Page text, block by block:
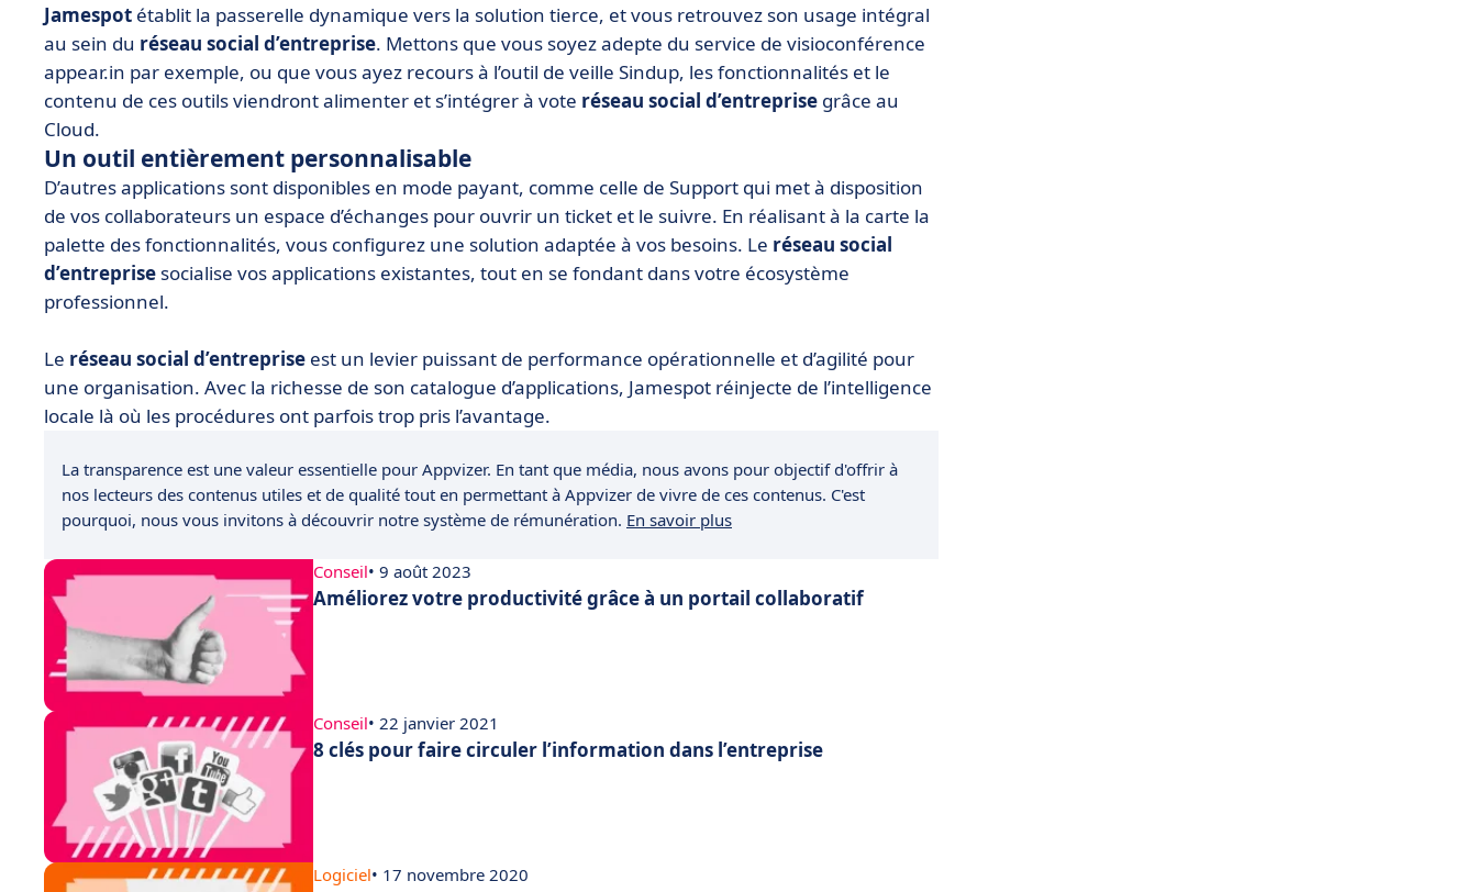
Jamespot établit la passerelle dynamique vers la solution tierce, et vous retrouvez son usage intégral
au sein du réseau social d’entreprise. Mettons que vous soyez adepte du service de visioconférence
appear.in par exemple, ou que vous ayez recours à l’outil de veille Sindup, les fonctionnalités et le
contenu de ces outils viendront alimenter et s’intégrer à vote réseau social d’entreprise grâce au
Cloud.
Un outil entièrement personnalisable
D’autres applications sont disponibles en mode payant, comme celle de Support qui met à disposition
de vos collaborateurs un espace d’échanges pour ouvrir un ticket et le suivre. En réalisant à la carte la
palette des fonctionnalités, vous configurez une solution adaptée à vos besoins. Le réseau social
d’entreprise socialise vos applications existantes, tout en se fondant dans votre écosystème
professionnel.
Le réseau social d’entreprise est un levier puissant de performance opérationnelle et d’agilité pour
une organisation. Avec la richesse de son catalogue d’applications, Jamespot réinjecte de l’intelligence
locale là où les procédures ont parfois trop pris l’avantage.
La transparence est une valeur essentielle pour Appvizer. En tant que média, nous avons pour objectif d'offrir à
nos lecteurs des contenus utiles et de qualité tout en permettant à Appvizer de vivre de ces contenus. C'est
pourquoi, nous vous invitons à découvrir notre système de rémunération. En savoir plus
Conseil• 9 août 2023
Améliorez votre productivité grâce à un portail collaboratif
Conseil• 22 janvier 2021
8 clés pour faire circuler l’information dans l’entreprise
Logiciel• 17 novembre 2020